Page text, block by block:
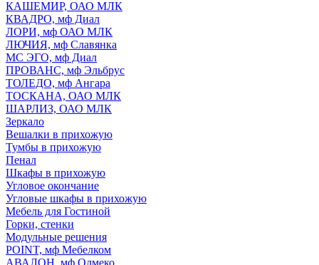
КАШЕМИР, ОАО МЛК
КВАДРО, мф Диал
ЛОРИ, мф ОАО МЛК
ЛЮЧИЯ, мф Славянка
МС ЭГО, мф Диал
ПРОВАНС, мф Эльбрус
ТОЛЕДО, мф Ангара
ТОСКАНА, ОАО МЛК
ШАРЛИЗ, ОАО МЛК
Зеркало
Вешалки в прихожую
Тумбы в прихожую
Пенал
Шкафы в прихожую
Угловое окончание
Угловые шкафы в прихожую
Мебель для Гостиной
Горки, стенки
Модульные решения
POINT, мф Мебелком
АВАЛОН, мф Олмеко